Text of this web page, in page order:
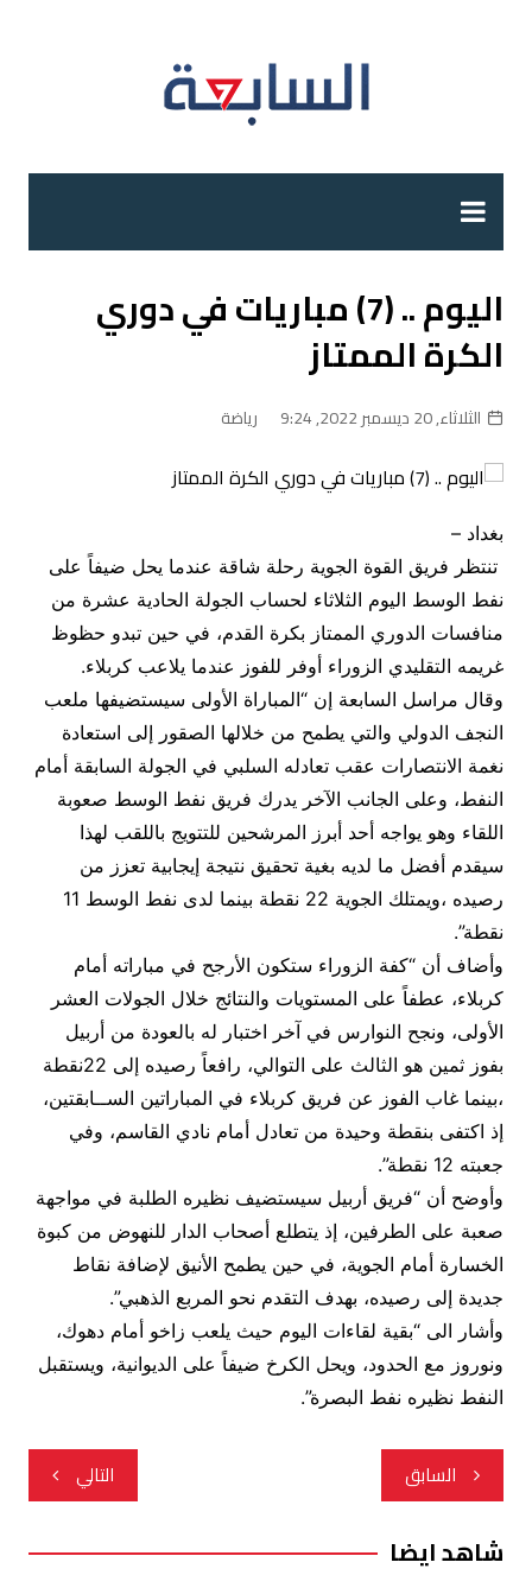
اليوم .. (7) مباريات في دوري
الكرة الممتاز
الثلاثاء, 20 ديسمبر 2022, 9:24 رياضة
بغداد –
تنتظر فريق القوة الجوية رحلة شاقة عندما يحل ضيفاً على
نفط الوسط اليوم الثلاثاء لحساب الجولة الحادية عشرة من
منافسات الدوري الممتاز بكرة القدم، في حين تبدو حظوظ
غريمه التقليدي الزوراء أوفر للفوز عندما يلاعب كربلاء.
وقال مراسل السابعة إن “المباراة الأولى سيستضيفها ملعب
النجف الدولي والتي يطمح من خلالها الصقور إلى استعادة
نغمة الانتصارات عقب تعادله السلبي في الجولة السابقة أمام
النفط، وعلى الجانب الآخر يدرك فريق نفط الوسط صعوبة
اللقاء وهو يواجه أحد أبرز المرشحين للتتويج باللقب لهذا
سيقدم أفضل ما لديه بغية تحقيق نتيجة إيجابية تعزز من
رصيده ،ويمتلك الجوية 22 نقطة بينما لدى نفط الوسط 11
نقطة”.
وأضاف أن “كفة الزوراء ستكون الأرجح في مباراته أمام
كربلاء، عطفاً على المستويات والنتائج خلال الجولات العشر
الأولى، ونجح النوارس في آخر اختبار له بالعودة من أربيل
بفوز ثمين هو الثالث على التوالي، رافعاً رصيده إلى 22نقطة
،بينما غاب الفوز عن فريق كربلاء في المباراتين الســابقتين،
إذ اكتفى بنقطة وحيدة من تعادل أمام نادي القاسم، وفي
جعبته 12 نقطة”.
وأوضح أن “فريق أربيل سيستضيف نظيره الطلبة في مواجهة
صعبة على الطرفين، إذ يتطلع أصحاب الدار للنهوض من كبوة
الخسارة أمام الجوية، في حين يطمح الأنيق لإضافة نقاط
جديدة إلى رصيده، بهدف التقدم نحو المربع الذهبي”.
وأشار الى “بقية لقاءات اليوم حيث يلعب زاخو أمام دهوك،
ونوروز مع الحدود، ويحل الكرخ ضيفاً على الديوانية، ويستقبل
النفط نظيره نفط البصرة”.
تصفّح
المقالات
السابق التالي
شاهد ايضا